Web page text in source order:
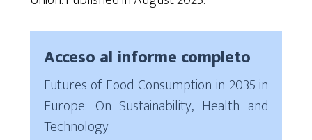
Acceso al informe completo
Futures of Food Consumption in 2035 in
Europe: On Sustainability, Health and
Technology